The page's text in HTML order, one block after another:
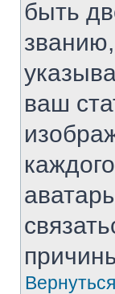
быть
ваш